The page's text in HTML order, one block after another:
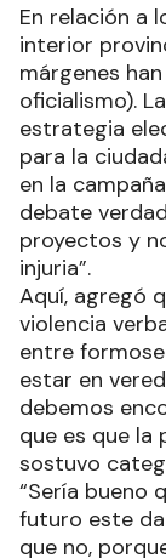
En relación a
interior
márgenes
oficialismo).
estrategia
para la
en la
debate
proyectos y
injuria”.
Aquí, agregó
violencia
entre
estar en
debemos
que es que la
sostuvo
“Sería bueno
futuro este
que no,